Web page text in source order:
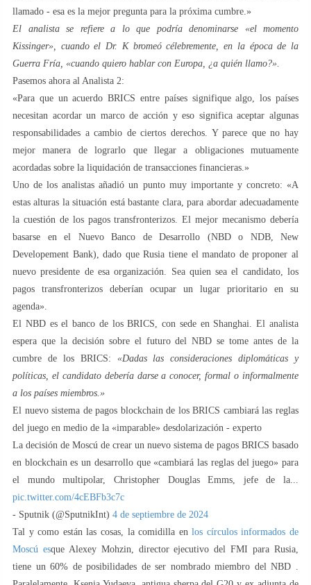
llamado - esa es la mejor pregunta para la próxima cumbre.»
El analista se refiere a lo que podría denominarse «el momento
Kissinger», cuando el Dr. K bromeó célebremente, en la época de la
Guerra Fría, «cuando quiero hablar con Europa, ¿a quién llamo?».
Pasemos ahora al Analista 2:
«Para que un acuerdo BRICS entre países signifique algo, los países
necesitan acordar un marco de acción y eso significa aceptar algunas
responsabilidades a cambio de ciertos derechos. Y parece que no hay
mejor manera de lograrlo que llegar a obligaciones mutuamente
acordadas sobre la liquidación de transacciones financieras.»
Uno de los analistas añadió un punto muy importante y concreto: «A
estas alturas la situación está bastante clara, para abordar adecuadamente
la cuestión de los pagos transfronterizos. El mejor mecanismo debería
basarse en el Nuevo Banco de Desarrollo (NBD o NDB, New
Developement Bank), dado que Rusia tiene el mandato de proponer al
nuevo presidente de esa organización. Sea quien sea el candidato, los
pagos transfronterizos deberían ocupar un lugar prioritario en su
agenda».
El NBD es el banco de los BRICS, con sede en Shanghai. El analista
espera que la decisión sobre el futuro del NBD se tome antes de la
cumbre de los BRICS: «Dadas las consideraciones diplomáticas y
políticas, el candidato debería darse a conocer, formal o informalmente
a los países miembros.»
El nuevo sistema de pagos blockchain de los BRICS cambiará las reglas
del juego en medio de la «imparable» desdolarización - experto
La decisión de Moscú de crear un nuevo sistema de pagos BRICS basado
en blockchain es un desarrollo que «cambiará las reglas del juego» para
el mundo multipolar, Christopher Douglas Emms, jefe de la...
pic.twitter.com/4cEBFb3c7c
- Sputnik (@SputnikInt) 4 de septiembre de 2024
Tal y como están las cosas, la comidilla enlos círculos informados de
Moscú esque Alexey Mohzin, director ejecutivo del FMI para Rusia,
tiene un 60% de posibilidades de ser nombrado miembro del NBD .